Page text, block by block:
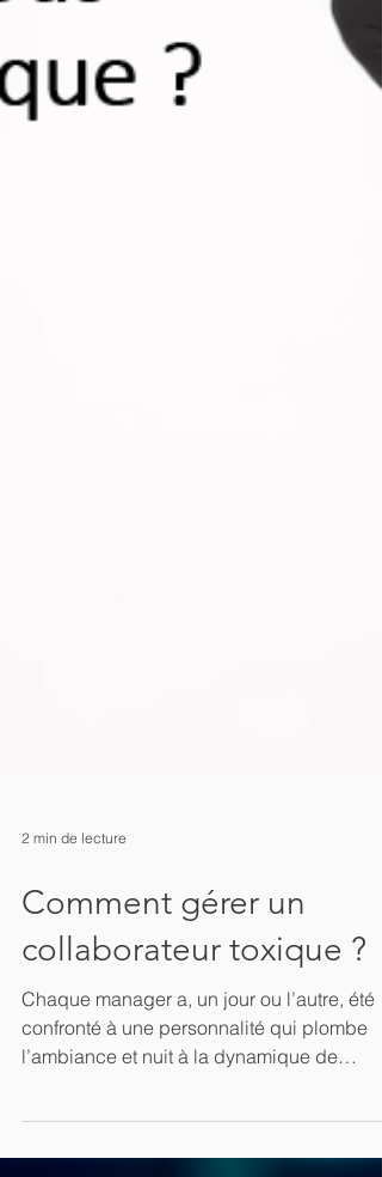
2 min de lecture
Comment gérer un
collaborateur toxique ?
l’ambiance et nuit à la dynamique de